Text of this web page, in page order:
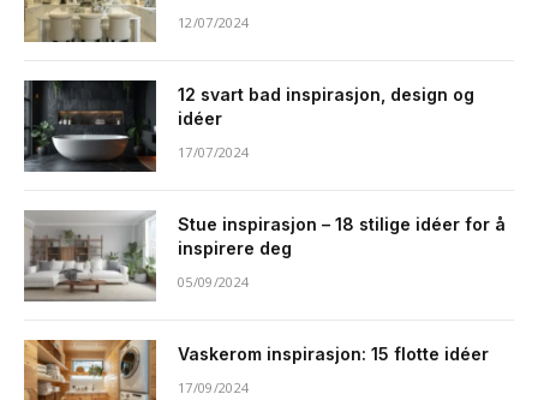
12/07/2024
12 svart bad inspirasjon, design og
idéer
17/07/2024
Stue inspirasjon – 18 stilige idéer for å
inspirere deg
05/09/2024
Vaskerom inspirasjon: 15 flotte idéer
17/09/2024